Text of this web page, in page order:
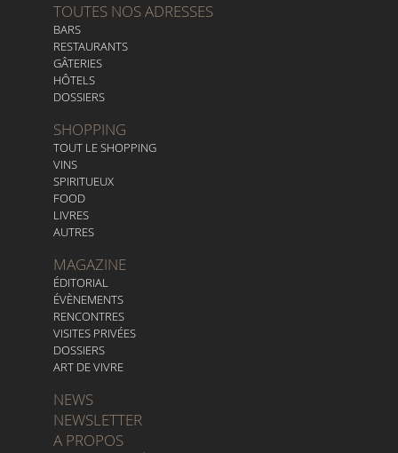
TOUTES NOS ADRESSES
BARS
RESTAURANTS
GÂTERIES
HÔTELS
DOSSIERS
SHOPPING
TOUT LE SHOPPING
VINS
SPIRITUEUX
FOOD
LIVRES
AUTRES
MAGAZINE
ÉDITORIAL
ÉVÈNEMENTS
RENCONTRES
VISITES PRIVÉES
DOSSIERS
ART DE VIVRE
NEWS
NEWSLETTER
A PROPOS